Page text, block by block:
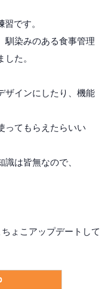
リ」を完成させてし
も本当に印象的でし
です。
馴染みのある食事管理
た。
ザインにしたり、機能
ってもらえたらいい
は皆無なので、
ちょこアップデートして